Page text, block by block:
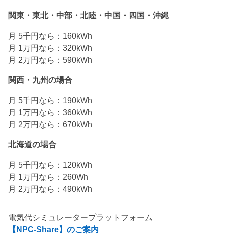
関東・東北・中部・北陸・中国・四国・沖縄
月 5千円なら：160kWh
月 1万円なら：320kWh
月 2万円なら：590kWh
関西・九州の場合
月 5千円なら：190kWh
月 1万円なら：360kWh
月 2万円なら：670kWh
北海道の場合
月 5千円なら：120kWh
月 1万円なら：260Wh
月 2万円なら：490kWh
電気代シミュレータープラットフォーム
【NPC-Share】のご案内